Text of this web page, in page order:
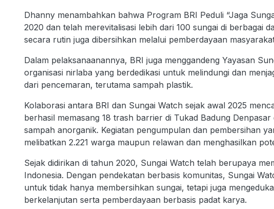
Dhanny menambahkan bahwa Program BRI Peduli “Jaga
2020 dan telah merevitalisasi lebih dari 100 sungai di berbagai
secara rutin juga dibersihkan melalui pemberdayaan
Dalam pelaksanaanannya, BRI juga menggandeng Yayasan
organisasi nirlaba yang berdedikasi untuk melindungi dan
dari pencemaran, terutama sampah plastik.
Kolaborasi antara BRI dan Sungai Watch sejak awal 2025
berhasil memasang 18 trash barrier di Tukad Badung
sampah anorganik. Kegiatan pengumpulan dan pembersihan
melibatkan 2.221 warga maupun relawan dan menghasilkan
Sejak didirikan di tahun 2020, Sungai Watch telah berupaya
Indonesia. Dengan pendekatan berbasis komunitas, Sungai
untuk tidak hanya membersihkan sungai, tetapi juga
berkelanjutan serta pemberdayaan berbasis padat karya.